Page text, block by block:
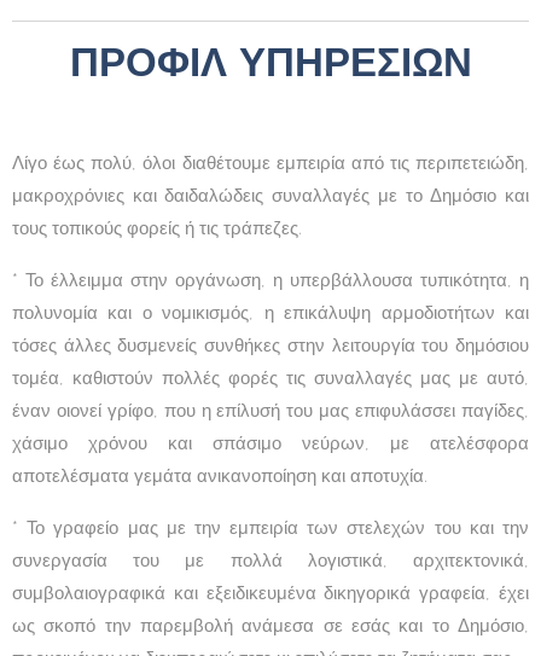
ΠΡΟΦΙΛ ΥΠΗΡΕΣΙΩΝ
Λίγο έως πολύ, όλοι διαθέτουμε εμπειρία από τις περιπετειώδη,
μακροχρόνιες και δαιδαλώδεις συναλλαγές με το Δημόσιο και
τους τοπικούς φορείς ή τις τράπεζες.
* Το έλλειμμα στην οργάνωση, η υπερβάλλουσα τυπικότητα, η
πολυνομία και ο νομικισμός, η επικάλυψη αρμοδιοτήτων και
τόσες άλλες δυσμενείς συνθήκες στην λειτουργία του δημόσιου
τομέα, καθιστούν πολλές φορές τις συναλλαγές μας με αυτό,
έναν οιονεί γρίφο, που η επίλυσή του μας επιφυλάσσει παγίδες,
χάσιμο χρόνου και σπάσιμο νεύρων, με ατελέσφορα
αποτελέσματα γεμάτα ανικανοποίηση και αποτυχία.
* Το γραφείο μας με την εμπειρία των στελεχών του και την
συνεργασία του με πολλά λογιστικά, αρχιτεκτονικά,
συμβολαιογραφικά και εξειδικευμένα δικηγορικά γραφεία, έχει
ως σκοπό την παρεμβολή ανάμεσα σε εσάς και το Δημόσιο,